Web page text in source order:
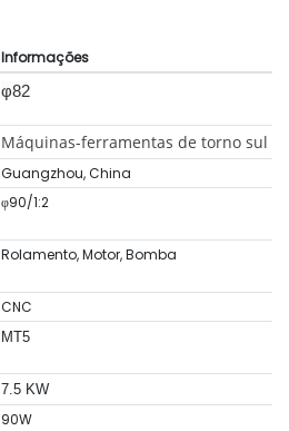
Informações
φ82
Máquinas-ferramentas de torno sul
Guangzhou, China
φ90/1:2
Rolamento, Motor, Bomba
CNC
MT5
7.5 KW
90W